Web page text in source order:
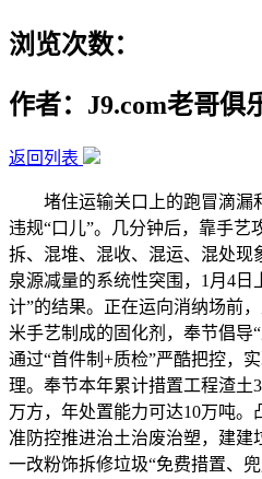
浏览次数：
作者：J9.com老哥俱
返回列表
堵住运输关口上的跑冒滴漏
违规“口儿”。几分钟后，靠手艺
拆、混堆、混收、混运、混处现
泉源减量的系统性突围，1月4日
计”的结果。正在运向消纳场前
米手艺制成的固化剂，奉节倡导“
通过“首件制+质检”严酷把控，
理。奉节本年累计措置工程渣土
万方，年处置能力可达10万吨
准防控推进治土治废治塑，建建
一改粉饰拆修垃圾“免费措置、